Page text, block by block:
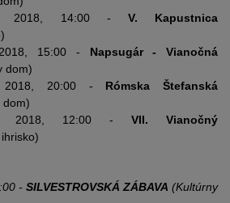
2018, 14:00 - V. Kapustnica
15:00 - Napsugár - Vianočná
dom)
2018, 20:00 - Rómska Štefanská
dom)
2018, 12:00 - VII. Vianočný
- SILVESTROVSKÁ ZÁBAVA (Kultúrny